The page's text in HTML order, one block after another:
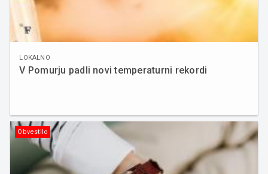
LOKALNO
V Pomurju padli novi temperaturni rekordi
Obvestilo